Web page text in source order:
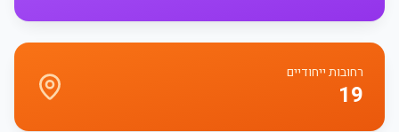
רחובות ייחודיים
19